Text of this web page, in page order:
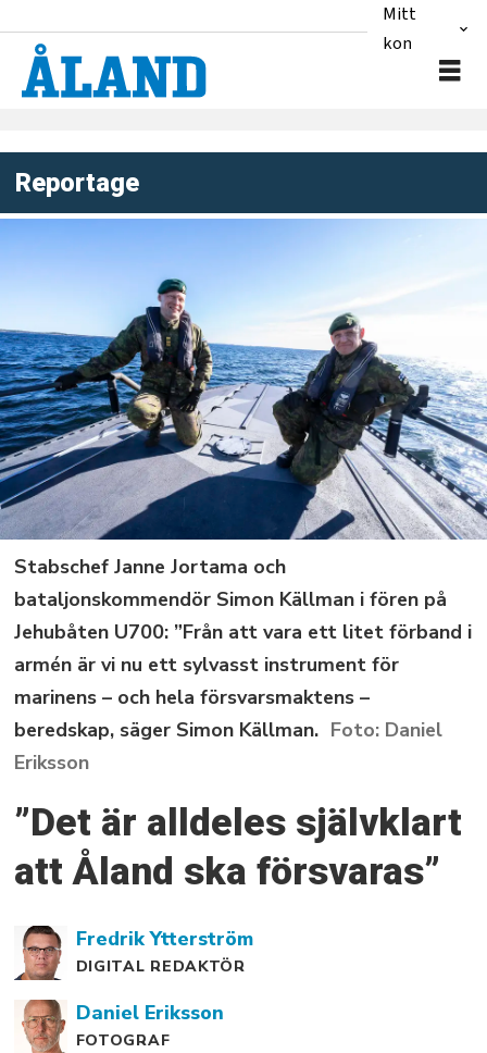
Mitt
konto
Reportage
Stabschef Janne Jortama och
bataljonskommendör Simon Källman i fören på
Jehubåten U700: ”Från att vara ett litet förband i
armén är vi nu ett sylvasst instrument för
marinens – och hela försvarsmaktens –
beredskap, säger Simon Källman.
Daniel
Eriksson
”Det är alldeles självklart
att Åland ska försvaras”
Fredrik Ytterström
DIGITAL REDAKTÖR
Daniel Eriksson
FOTOGRAF